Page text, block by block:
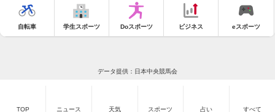
自転車 学生スポーツ Doスポーツ ビジネス eスポーツ
データ提供：日本中央競馬会
TOP ニュース 天気 スポーツ 占い すべて